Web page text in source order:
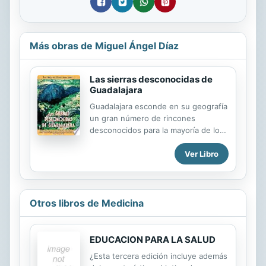
Más obras de Miguel Ángel Díaz
Las sierras desconocidas de
Guadalajara
Guadalajara esconde en su geografía
un gran número de rincones
desconocidos para la mayoría de los
senderistas. Las 30 rutas que
propone esta guía nos harán
descubrir solitarios caminos de
montaña, profundos barrancos y
extensos bosques donde la
naturaleza y el paisaje se han
celtíberos, iglesias románicas y
castillos medievales también nos
recorridos, evocándonos épocas
Ver Libro
Otros libros de Medicina
EDUCACION PARA LA SALUD
¿Esta tercera edición incluye además